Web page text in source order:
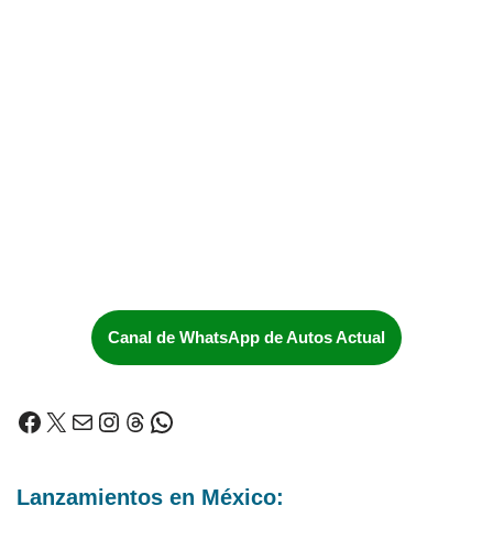
Canal de WhatsApp de Autos Actual
Lanzamientos en México: